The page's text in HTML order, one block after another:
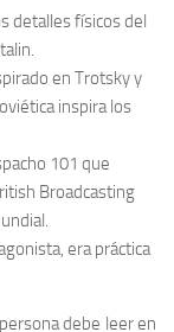
detalles físicos del
en Trotsky y
inspira los
101 que
Broadcasting
era práctica
debe leer en